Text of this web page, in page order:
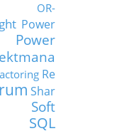
OR-
Power
Power
Re
Shar
Soft
SQL